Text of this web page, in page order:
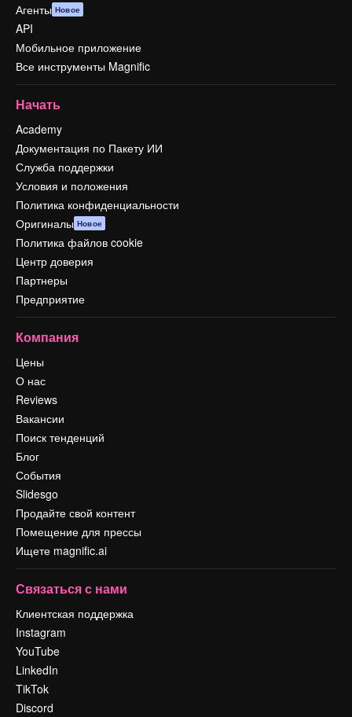
Агенты Новое
API
Мобильное приложение
Все инструменты Magnific
Начать
Academy
Документация по Пакету ИИ
Служба поддержки
Условия и положения
Политика конфиденциальности
Оригиналы Новое
Политика файлов cookie
Центр доверия
Партнеры
Предприятие
Компания
Цены
О нас
Reviews
Вакансии
Поиск тенденций
Блог
События
Slidesgo
Продайте свой контент
Помещение для прессы
Ищете magnific.ai
Связаться с нами
Клиентская поддержка
Instagram
YouTube
LinkedIn
TikTok
Discord